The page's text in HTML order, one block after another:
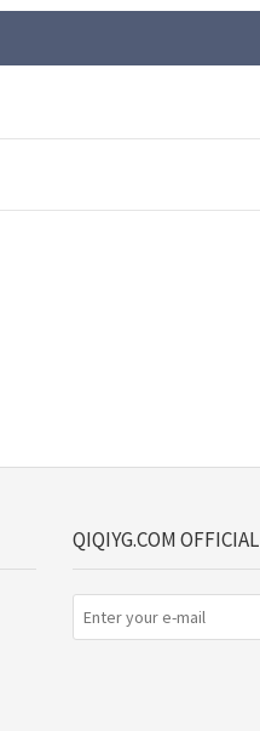
QIQIYG.COM OFFICIAL